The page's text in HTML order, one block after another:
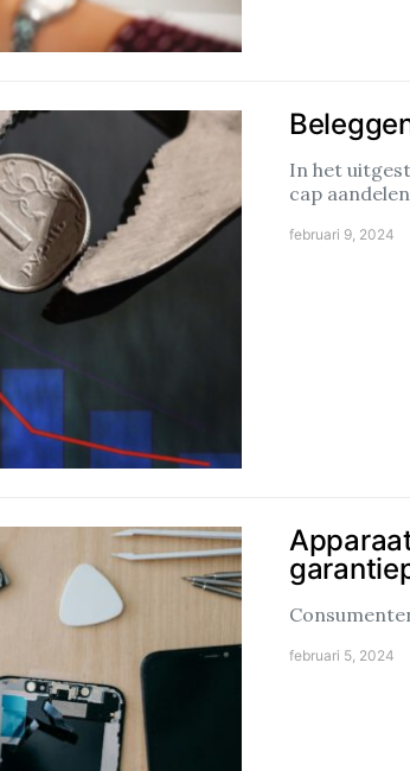
In het
cap
februari 9, 2024
februari 5, 2024